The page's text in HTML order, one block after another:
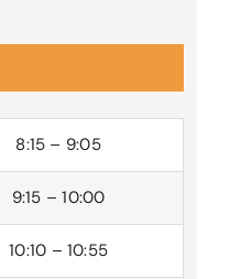
8:15 – 9:05
9:15 – 10:00
10:10 – 10:55